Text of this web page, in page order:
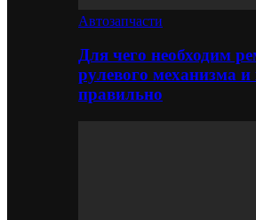
Автозапчасти
Для чего необходим
рулевого механизма
правильно